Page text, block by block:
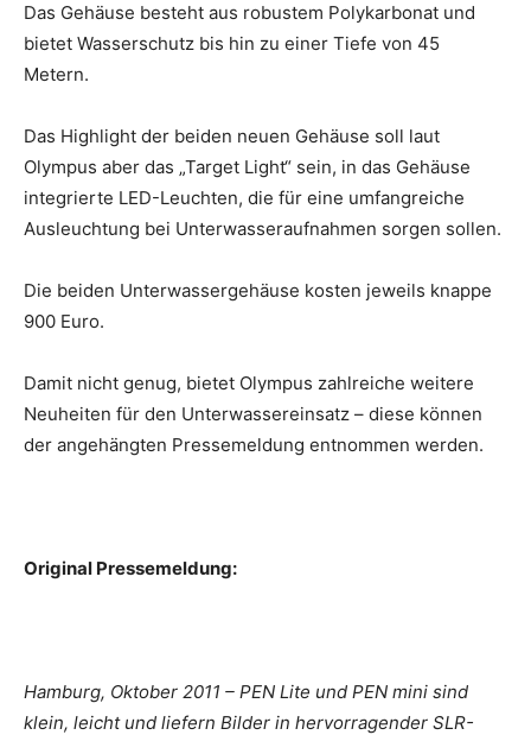
Das Gehäuse besteht aus robustem Polykarbonat und
bietet Wasserschutz bis hin zu einer Tiefe von 45
Metern.
Das Highlight der beiden neuen Gehäuse soll laut
Olympus aber das „Target Light“ sein, in das Gehäuse
integrierte LED-Leuchten, die für eine umfangreiche
Ausleuchtung bei Unterwasseraufnahmen sorgen sollen.
Die beiden Unterwassergehäuse kosten jeweils knappe
900 Euro.
Damit nicht genug, bietet Olympus zahlreiche weitere
Neuheiten für den Unterwassereinsatz – diese können
der angehängten Pressemeldung entnommen werden.
Original Pressemeldung:
Hamburg, Oktober 2011 – PEN Lite und PEN mini sind
klein, leicht und liefern Bilder in hervorragender SLR-